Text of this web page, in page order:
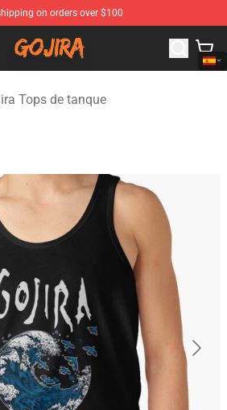
on orders over $100
Gojira Merchandise Store
Tops de tanque